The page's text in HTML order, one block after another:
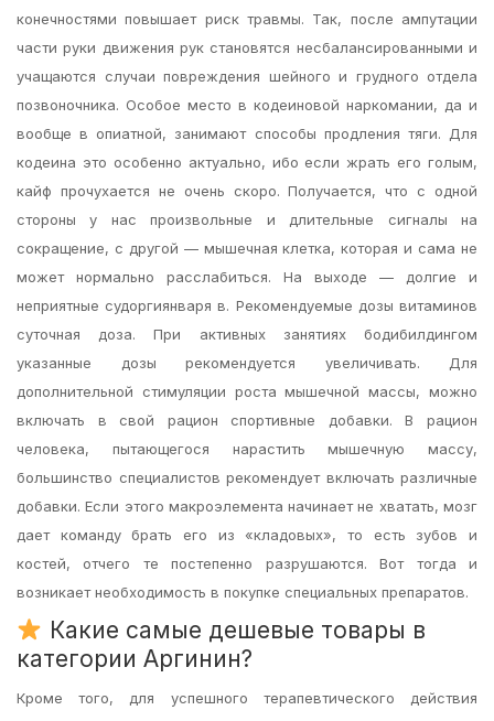
конечностями повышает риск травмы. Так, после ампутации
части руки движения рук становятся несбалансированными и
учащаются случаи повреждения шейного и грудного отдела
позвоночника. Особое место в кодеиновой наркомании, да и
вообще в опиатной, занимают способы продления тяги. Для
кодеина это особенно актуально, ибо если жрать его голым,
кайф прочухается не очень скоро. Получается, что с одной
стороны у нас произвольные и длительные сигналы на
сокращение, с другой — мышечная клетка, которая и сама не
может нормально расслабиться. На выходе — долгие и
неприятные судоргиянваря в. Рекомендуемые дозы витаминов
cуточная доза. При активных занятиях бодибилдингом
указанные дозы рекомендуется увеличивать. Для
дополнительной стимуляции роста мышечной массы, можно
включать в свой рацион спортивные добавки. В рацион
человека, пытающегося нарастить мышечную массу,
большинство специалистов рекомендует включать различные
добавки. Если этого макроэлемента начинает не хватать, мозг
дает команду брать его из «кладовых», то есть зубов и
костей, отчего те постепенно разрушаются. Вот тогда и
возникает необходимость в покупке специальных препаратов.
Какие самые дешевые товары в
категории Аргинин?
Кроме того, для успешного терапевтического действия